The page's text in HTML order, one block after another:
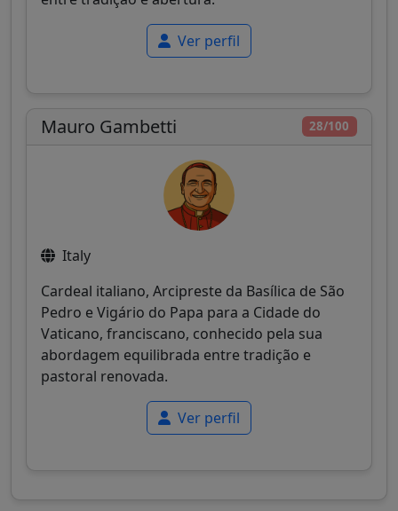
Ver perfil
28/100
Mauro Gambetti
Italy
Cardeal italiano, Arcipreste da Basílica de São
Pedro e Vigário do Papa para a Cidade do
Vaticano, franciscano, conhecido pela sua
abordagem equilibrada entre tradição e
pastoral renovada.
Ver perfil